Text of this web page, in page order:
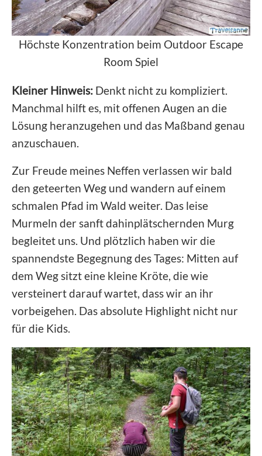
Höchste Konzentration beim Outdoor Escape
Room Spiel
Kleiner Hinweis: Denkt nicht zu kompliziert.
Manchmal hilft es, mit offenen Augen an die
Lösung heranzugehen und das Maßband genau
anzuschauen.
Zur Freude meines Neffen verlassen wir bald
den geteerten Weg und wandern auf einem
schmalen Pfad im Wald weiter. Das leise
Murmeln der sanft dahinplätschernden Murg
begleitet uns. Und plötzlich haben wir die
spannendste Begegnung des Tages: Mitten auf
dem Weg sitzt eine kleine Kröte, die wie
versteinert darauf wartet, dass wir an ihr
vorbeigehen. Das absolute Highlight nicht nur
für die Kids.